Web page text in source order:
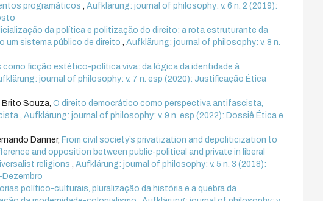
programáticos,Aufklärung: journal of philosophy: v. 6 n. 2 (2019):
da política e politização do direito: a rota estruturante da
um sistema público de direito,Aufklärung: journal of philosophy: v. 8 n.
ficção estético-política viva: da lógica da identidade à
journal of philosophy: v. 7 n. esp (2020): Justificação Ética
Brito Souza,O direito democrático como perspectiva antifascista,
,Aufklärung: journal of philosophy: v. 9 n. esp (2022): Dossiê Ética e
Danner, From civil society’s privatization and depoliticization to
and opposition between public-political and private in liberal
religions,Aufklärung: journal of philosophy: v. 5 n. 3 (2018):
Dezembro
político-culturais, pluralização da história e a quebra da